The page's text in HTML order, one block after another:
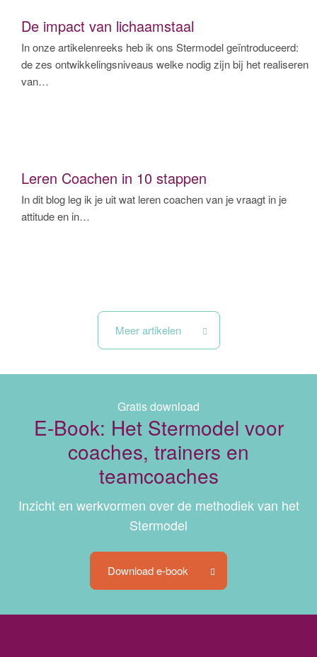
De impact van lichaamstaal
In onze artikelenreeks heb ik ons Stermodel geïntroduceerd:
de zes ontwikkelingsniveaus welke nodig zijn bij het realiseren
van…
Leren Coachen in 10 stappen
In dit blog leg ik je uit wat leren coachen van je vraagt in je
attitude en in…
Meer artikelen
Gratis download
E-Book: Het Stermodel voor
coaches, trainers en
teamcoaches
Inzicht en werkvormen over de methodiek van het
Stermodel
Download e-book